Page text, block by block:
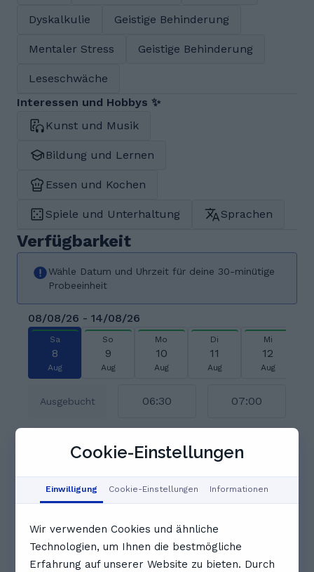
Dyskalkulie Geistige Behinderung
Mentaler Stress Geistige Behinderung
Leseschwäche
Interessen und Hobbys ✨
Kunst und Musik
Bildung und Lernen
Essen und Kochen
Spiele und Unterhaltung Sprachen
Verfügbarkeit
Wähle Datum und Uhrzeit für deine 30-minütige
Probeeinheit
08/08/26 - 14/08/26
Sa
8
Aug
So
9
Aug
Mo
10
Aug
Di
11
Aug
Mi
12
Aug
Ausgebucht 06:30 07:00
07:30 08:00 08:30
09:00 09:30 10:00
10:30 11:00
Cookie-Einstellungen
Einwilligung Cookie-Einstellungen Informationen
Wir verwenden Cookies und ähnliche
Technologien, um Ihnen die bestmögliche
Erfahrung auf unserer Website zu bieten. Durch